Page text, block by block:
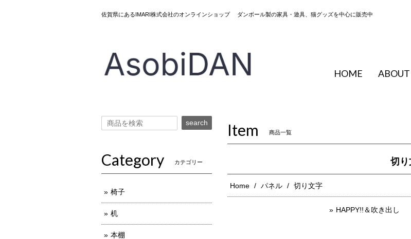
佐賀県にあるIMARI株式会社のオンラインショップ ダンボール製の家具・遊具、猫グッズを中心に販売中
HOME ABOUT
Item 商品一覧
切り
Home パネル 切り文字
HAPPY!!＆吹き出し
search
Category カテゴリー
椅子
机
本棚